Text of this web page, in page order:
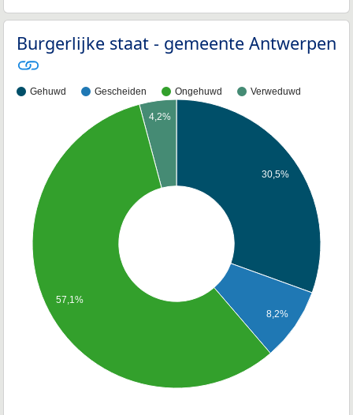
Burgerlijke staat - gemeente Antwerpen
Gehuwd Gescheiden Ongehuwd Verweduwd
30,5%
8,2%
4,2%
57,1%